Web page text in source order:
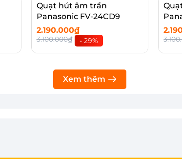
thấm nước, an toàn và đảm bảo sự riêng tư
Quạt hút âm trần
Panasonic FV-24CD9
2.190.000₫
3.100.000₫ - 29%
Xem thêm